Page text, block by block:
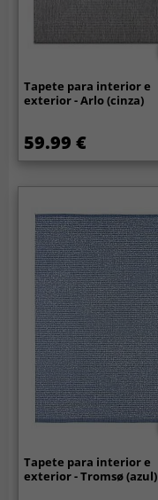
Tapete para interior e
exterior - Arlo (cinza)
59.99 €
Tapete para interior e
exterior - Tromsø (azul)